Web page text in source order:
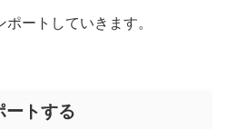
ートしていきます。
ートする